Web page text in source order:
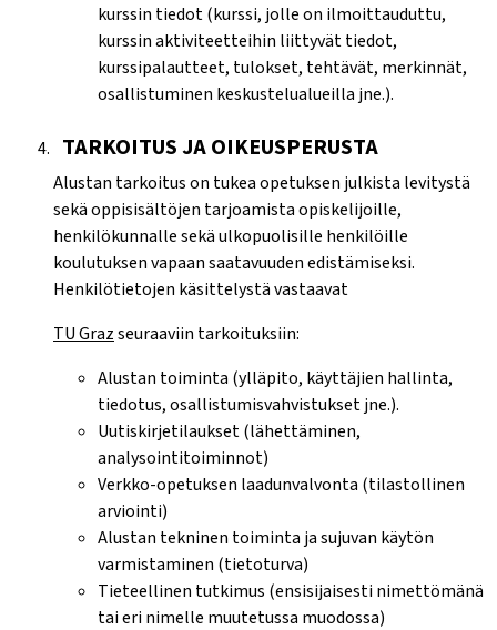
kurssin tiedot (kurssi, jolle on ilmoittauduttu,
kurssin aktiviteetteihin liittyvät tiedot,
kurssipalautteet, tulokset, tehtävät, merkinnät,
osallistuminen keskustelualueilla jne.).
TARKOITUS JA OIKEUSPERUSTA
Alustan tarkoitus on tukea opetuksen julkista levitystä
sekä oppisisältöjen tarjoamista opiskelijoille,
henkilökunnalle sekä ulkopuolisille henkilöille
koulutuksen vapaan saatavuuden edistämiseksi.
Henkilötietojen käsittelystä vastaavat
TU Grazseuraaviin tarkoituksiin:
Alustan toiminta (ylläpito, käyttäjien hallinta,
tiedotus, osallistumisvahvistukset jne.).
Uutiskirjetilaukset (lähettäminen,
analysointitoiminnot)
Verkko-opetuksen laadunvalvonta (tilastollinen
arviointi)
Alustan tekninen toiminta ja sujuvan käytön
varmistaminen (tietoturva)
Tieteellinen tutkimus (ensisijaisesti nimettömänä
tai eri nimelle muutetussa muodossa)